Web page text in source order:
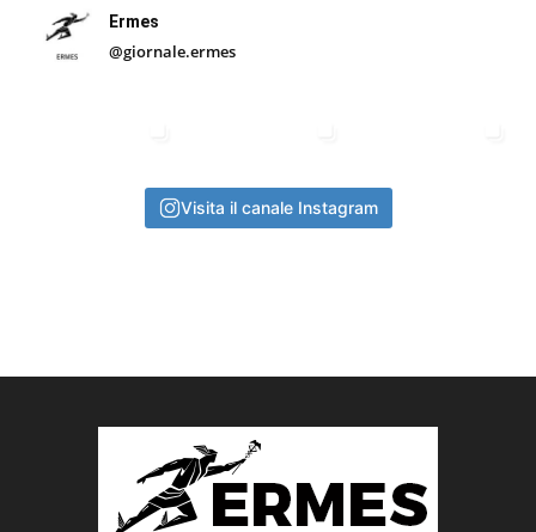
Ermes
@giornale.ermes
Visita il canale Instagram